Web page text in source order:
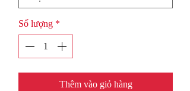
Số lượng *
Thêm vào giỏ hàng